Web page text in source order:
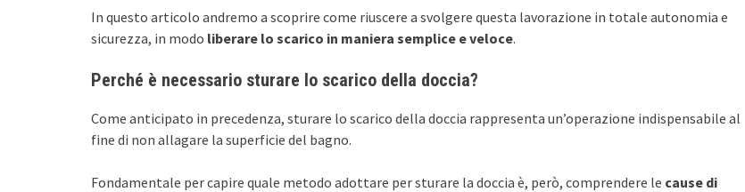
In questo articolo andremo a scoprire come riuscere a svolgere questa lavorazione in totale autonomia e
sicurezza, in modo liberare lo scarico in maniera semplice e veloce.
Perché è necessario sturare lo scarico della doccia?
Come anticipato in precedenza, sturare lo scarico della doccia rappresenta un’operazione indispensabile al
fine di non allagare la superficie del bagno.
Fondamentale per capire quale metodo adottare per sturare la doccia è, però, comprendere le cause di